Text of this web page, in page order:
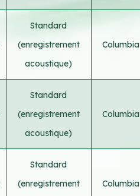
Standard
(enregistrement
acoustique)
Columbia
Standard
(enregistrement
acoustique)
Columbia
Standard
(enregistrement
Columbia